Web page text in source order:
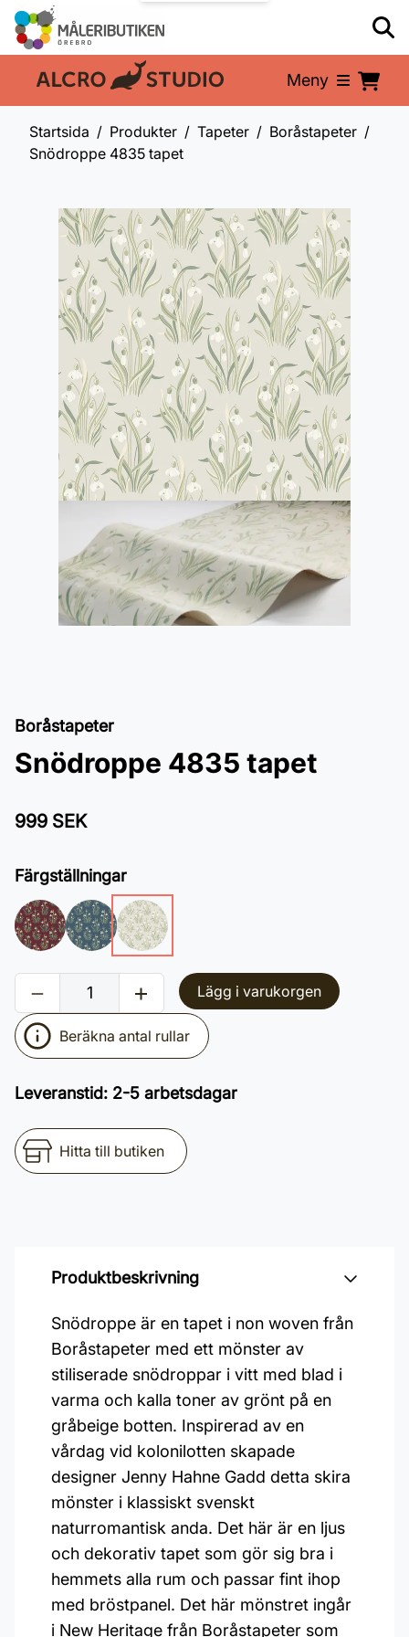
En del av: Meny
Startsida Produkter Tapeter
Boråstapeter
Snödroppe 4835 tapet
Boråstapeter
Snödroppe 4835 tapet
999 SEK
Färgställningar
Lägg i varukorgen
Beräkna antal rullar
Leveranstid: 2-5 arbetsdagar
Hitta till butiken
Produktbeskrivning
Snödroppe är en tapet i non woven från
Boråstapeter med ett mönster av
stiliserade snödroppar i vitt med blad i
varma och kalla toner av grönt på en
gråbeige botten. Inspirerad av en
vårdag vid kolonilotten skapade
designer Jenny Hahne Gadd detta skira
mönster i klassiskt svenskt
naturromantisk anda. Det här är en ljus
och dekorativ tapet som gör sig bra i
hemmets alla rum och passar fint ihop
med bröstpanel. Det här mönstret ingår
i New Heritage från Boråstapeter som